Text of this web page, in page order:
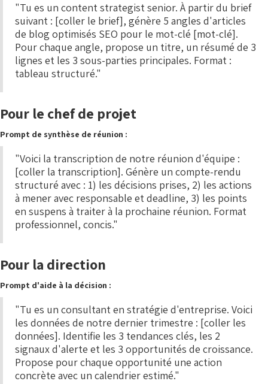
"Tu es un content strategist senior. À partir du brief
suivant : [coller le brief], génère 5 angles d'articles
de blog optimisés SEO pour le mot-clé [mot-clé].
Pour chaque angle, propose un titre, un résumé de 3
lignes et les 3 sous-parties principales. Format :
tableau structuré."
Pour le chef de projet
Prompt de synthèse de réunion :
"Voici la transcription de notre réunion d'équipe :
[coller la transcription]. Génère un compte-rendu
structuré avec : 1) les décisions prises, 2) les actions
à mener avec responsable et deadline, 3) les points
en suspens à traiter à la prochaine réunion. Format
professionnel, concis."
Pour la direction
Prompt d'aide à la décision :
"Tu es un consultant en stratégie d'entreprise. Voici
les données de notre dernier trimestre : [coller les
données]. Identifie les 3 tendances clés, les 2
signaux d'alerte et les 3 opportunités de croissance.
Propose pour chaque opportunité une action
concrète avec un calendrier estimé."